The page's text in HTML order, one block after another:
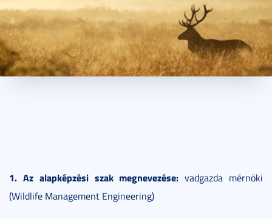
1. Az alapképzési szak megnevezése: vadgazda mérnöki
(Wildlife Management Engineering)